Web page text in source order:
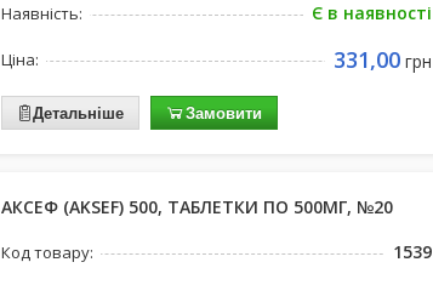
Наявність: Є в наявності
Ціна: 331,00грн
Детальніше Замовити
АКСЕФ (AKSEF) 500, ТАБЛЕТКИ ПО 500МГ, №20
Код товару: 1539